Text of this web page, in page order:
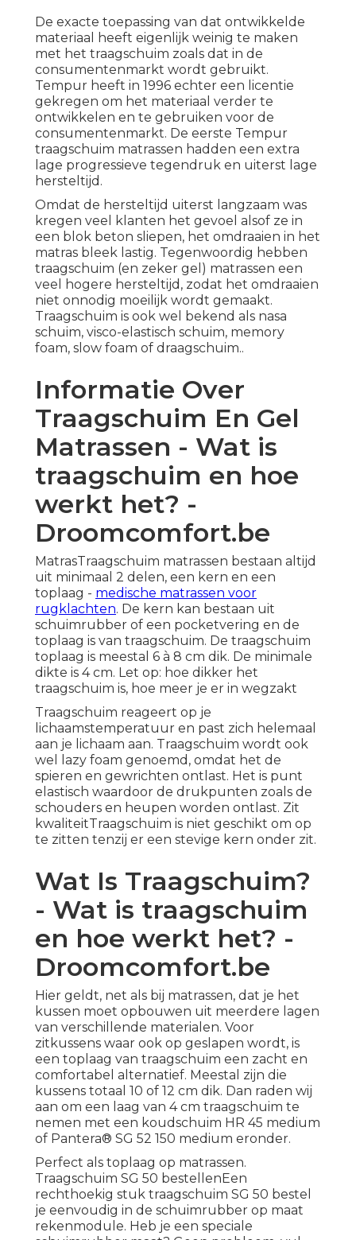
De exacte toepassing van dat ontwikkelde
materiaal heeft eigenlijk weinig te maken
met het traagschuim zoals dat in de
consumentenmarkt wordt gebruikt.
Tempur heeft in 1996 echter een licentie
gekregen om het materiaal verder te
ontwikkelen en te gebruiken voor de
consumentenmarkt. De eerste Tempur
traagschuim matrassen hadden een extra
lage progressieve tegendruk en uiterst lage
hersteltijd.
Omdat de hersteltijd uiterst langzaam was
kregen veel klanten het gevoel alsof ze in
een blok beton sliepen, het omdraaien in het
matras bleek lastig. Tegenwoordig hebben
traagschuim (en zeker gel) matrassen een
veel hogere hersteltijd, zodat het omdraaien
niet onnodig moeilijk wordt gemaakt.
Traagschuim is ook wel bekend als nasa
schuim, visco-elastisch schuim, memory
foam, slow foam of draagschuim..
Informatie Over
Traagschuim En Gel
Matrassen - Wat is
traagschuim en hoe
werkt het? -
Droomcomfort.be
MatrasTraagschuim matrassen bestaan altijd
uit minimaal 2 delen, een kern en een
toplaag - medische matrassen voor
rugklachten. De kern kan bestaan uit
schuimrubber of een pocketvering en de
toplaag is van traagschuim. De traagschuim
toplaag is meestal 6 à 8 cm dik. De minimale
dikte is 4 cm. Let op: hoe dikker het
traagschuim is, hoe meer je er in wegzakt
Traagschuim reageert op je
lichaamstemperatuur en past zich helemaal
aan je lichaam aan. Traagschuim wordt ook
wel lazy foam genoemd, omdat het de
spieren en gewrichten ontlast. Het is punt
elastisch waardoor de drukpunten zoals de
schouders en heupen worden ontlast. Zit
kwaliteitTraagschuim is niet geschikt om op
te zitten tenzij er een stevige kern onder zit.
Wat Is Traagschuim?
- Wat is traagschuim
en hoe werkt het? -
Droomcomfort.be
Hier geldt, net als bij matrassen, dat je het
kussen moet opbouwen uit meerdere lagen
van verschillende materialen. Voor
zitkussens waar ook op geslapen wordt, is
een toplaag van traagschuim een zacht en
comfortabel alternatief. Meestal zijn die
kussens totaal 10 of 12 cm dik. Dan raden wij
aan om een laag van 4 cm traagschuim te
nemen met een koudschuim HR 45 medium
of Pantera® SG 52 150 medium eronder.
Perfect als toplaag op matrassen.
Traagschuim SG 50 bestellenEen
rechthoekig stuk traagschuim SG 50 bestel
je eenvoudig in de schuimrubber op maat
rekenmodule. Heb je een speciale